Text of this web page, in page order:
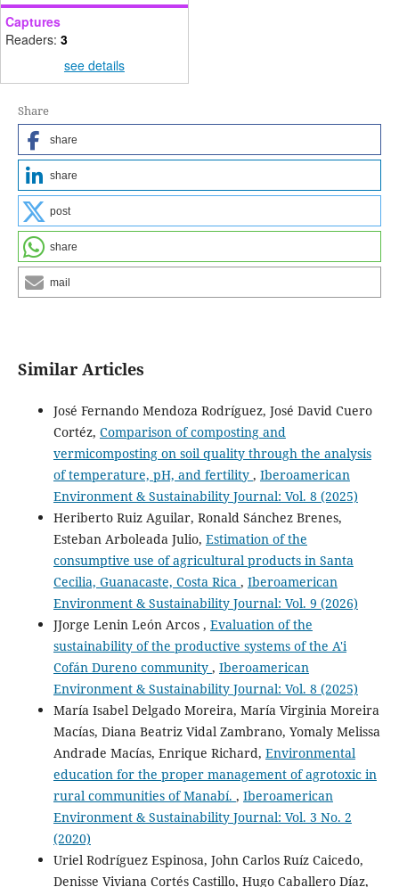
Captures
Readers: 3
see details
Share
share
share
post
share
mail
Similar Articles
José Fernando Mendoza Rodríguez, José David Cuero
Cortéz, Comparison of composting and
vermicomposting on soil quality through the analysis
of temperature, pH, and fertility , Iberoamerican
Environment & Sustainability Journal: Vol. 8 (2025)
Heriberto Ruiz Aguilar, Ronald Sánchez Brenes,
Esteban Arboleada Julio, Estimation of the
consumptive use of agricultural products in Santa
Cecilia, Guanacaste, Costa Rica , Iberoamerican
Environment & Sustainability Journal: Vol. 9 (2026)
JJorge Lenin León Arcos , Evaluation of the
sustainability of the productive systems of the A'i
Cofán Dureno community , Iberoamerican
Environment & Sustainability Journal: Vol. 8 (2025)
María Isabel Delgado Moreira, María Virginia Moreira
Macías, Diana Beatriz Vidal Zambrano, Yomaly Melissa
Andrade Macías, Enrique Richard, Environmental
education for the proper management of agrotoxic in
rural communities of Manabí. , Iberoamerican
Environment & Sustainability Journal: Vol. 3 No. 2
(2020)
Uriel Rodríguez Espinosa, John Carlos Ruíz Caicedo,
Denisse Viviana Cortés Castillo, Hugo Caballero Díaz,